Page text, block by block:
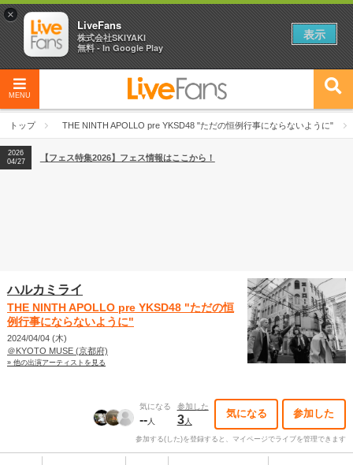
MENU
トップ THE NINTH APOLLO pre YKSD48 "ただの恒例行事にならないように"
2026
04/27
2026
【ライブ動員ランキング】2026年上半期編発表！
2026
04/27
【フェス特集2026】フェス情報はここから！
ハルカミライ
THE NINTH APOLLO pre YKSD48 "ただの恒
例行事にならないように"
2024/04/04 (木)
＠KYOTO MUSE (京都府)
» 他の出演アーティストを見る
気になる
--人
参加した
3人
気になる 参加した
参加する(した)を登録すると、マイページでライブを管理できます
×
LiveFans
株式会社SKIYAKI
無料 - In Google Play
表示